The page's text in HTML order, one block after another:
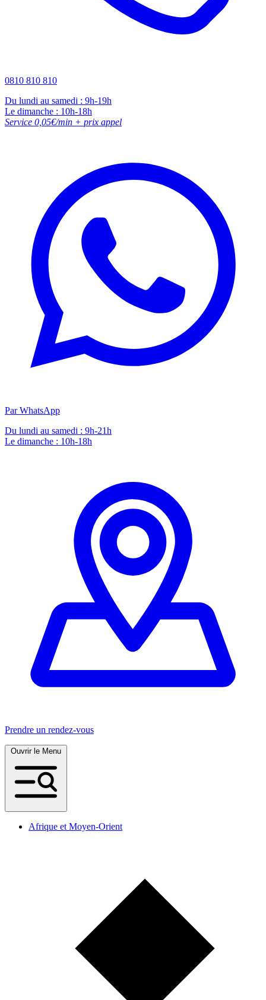
0810 810 810
Du lundi au samedi : 9h-19h
Le dimanche : 10h-18h
Service 0,05€/min + prix appel
Par WhatsApp
Du lundi au samedi : 9h-21h
Le dimanche : 10h-18h
Prendre un rendez-vous
Afrique et Moyen-Orient